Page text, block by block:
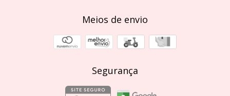
Meios de envio
Segurança